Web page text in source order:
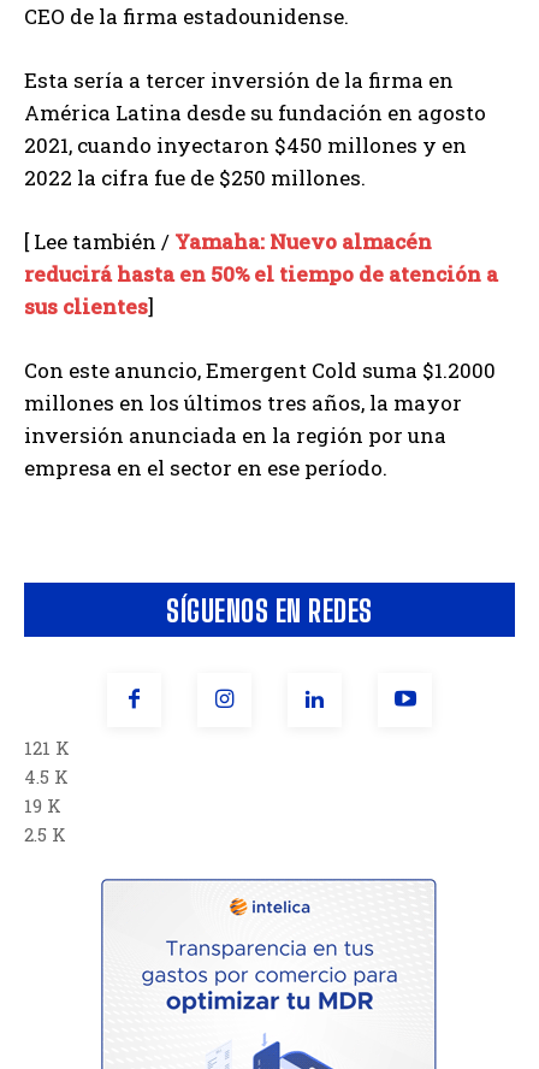
SÍGUENOS EN REDES
121 K
4.5 K
19 K
2.5 K
CEO de la firma estadounidense.
Esta sería a tercer inversión de la firma en
América Latina desde su fundación en agosto
2021, cuando inyectaron $450 millones y en
2022 la cifra fue de $250 millones.
[ Lee también / Yamaha: Nuevo almacén
reducirá hasta en 50% el tiempo de atención a
sus clientes]
Con este anuncio, Emergent Cold suma $1.2000
millones en los últimos tres años, la mayor
inversión anunciada en la región por una
empresa en el sector en ese período.